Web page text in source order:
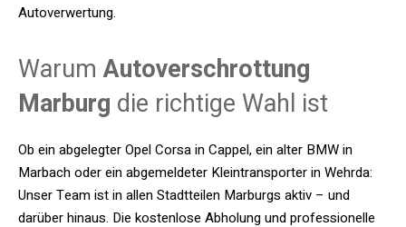
Autoverwertung.
WarumAutoverschrottung
Marburg die richtige Wahl ist
Ob ein abgelegter Opel Corsa in Cappel, ein alter BMW in
Marbach oder ein abgemeldeter Kleintransporter in Wehrda:
Unser Team ist in allen Stadtteilen Marburgs aktiv – und
darüber hinaus. Die kostenlose Abholung und professionelle